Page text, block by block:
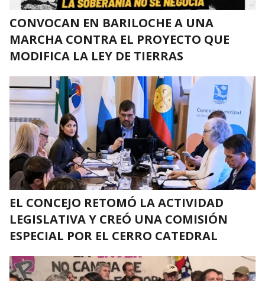
CONVOCAN EN BARILOCHE A UNA
MARCHA CONTRA EL PROYECTO QUE
MODIFICA LA LEY DE TIERRAS
EL CONCEJO RETOMÓ LA ACTIVIDAD
LEGISLATIVA Y CREÓ UNA COMISIÓN
ESPECIAL POR EL CERRO CATEDRAL